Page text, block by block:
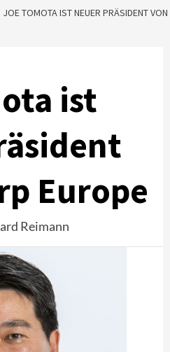
JOE TOMOTA IST NEUER PRÄSIDENT VON
ist
Europe
Reimann